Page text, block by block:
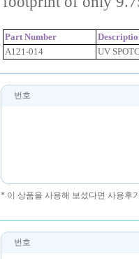
Part Number
A121-014
UV
번호
* 이 상품을 사용해 보셨다면 사용후
번호